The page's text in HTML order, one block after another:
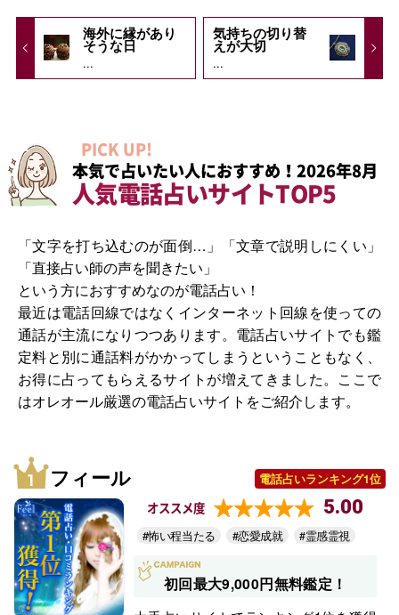
海外に縁があり
そうな日
...
気持ちの切り替
えが大切
...
PICK UP!
本気で占いたい人におすすめ！2026年8月
人気電話占いサイトTOP5
「文字を打ち込むのが面倒…」「文章で説明しにくい」
「直接占い師の声を聞きたい」
という方におすすめなのが電話占い！
最近は電話回線ではなくインターネット回線を使っての
通話が主流になりつつあります。電話占いサイトでも鑑
定料と別に通話料がかかってしまうということもなく、
お得に占ってもらえるサイトが増えてきました。ここで
はオレオール厳選の電話占いサイトをご紹介します。
フィール 電話占いランキング1位
オススメ度 5.00
#怖い程当たる #恋愛成就 #霊感霊視
初回最大9,000円無料鑑定！